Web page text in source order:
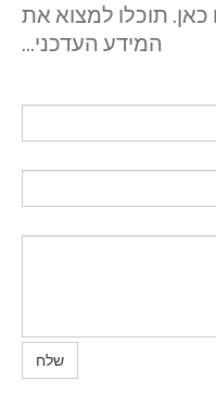
כאן. תוכלו למצוא את
המידע העדכני...
שלח